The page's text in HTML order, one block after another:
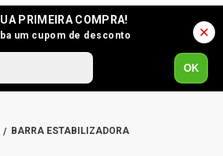
PRIMEIRA COMPRA!
um cupom de desconto
OK
BARRA ESTABILIZADORA